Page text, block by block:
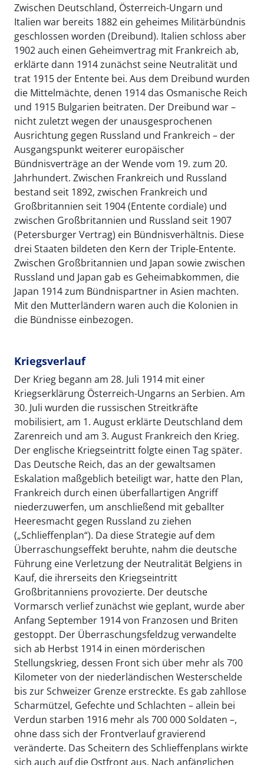
Zwischen Deutschland, Österreich-Ungarn und
Italien war bereits 1882 ein geheimes Militärbündnis
geschlossen worden (Dreibund). Italien schloss aber
1902 auch einen Geheimvertrag mit Frankreich ab,
erklärte dann 1914 zunächst seine Neutralität und
trat 1915 der Entente bei. Aus dem Dreibund wurden
die Mittelmächte, denen 1914 das Osmanische Reich
und 1915 Bulgarien beitraten. Der Dreibund war –
nicht zuletzt wegen der unausgesprochenen
Ausrichtung gegen Russland und Frankreich – der
Ausgangspunkt weiterer europäischer
Bündnisverträge an der Wende vom 19. zum 20.
Jahrhundert. Zwischen Frankreich und Russland
bestand seit 1892, zwischen Frankreich und
Großbritannien seit 1904 (Entente cordiale) und
zwischen Großbritannien und Russland seit 1907
(Petersburger Vertrag) ein Bündnisverhältnis. Diese
drei Staaten bildeten den Kern der Triple-Entente.
Zwischen Großbritannien und Japan sowie zwischen
Russland und Japan gab es Geheimabkommen, die
Japan 1914 zum Bündnispartner in Asien machten.
Mit den Mutterländern waren auch die Kolonien in
die Bündnisse einbezogen.
Kriegsverlauf
Der Krieg begann am 28. Juli 1914 mit einer
Kriegserklärung Österreich-Ungarns an Serbien. Am
30. Juli wurden die russischen Streitkräfte
mobilisiert, am 1. August erklärte Deutschland dem
Zarenreich und am 3. August Frankreich den Krieg.
Der englische Kriegseintritt folgte einen Tag später.
Das Deutsche Reich, das an der gewaltsamen
Eskalation maßgeblich beteiligt war, hatte den Plan,
Frankreich durch einen überfallartigen Angriff
niederzuwerfen, um anschließend mit geballter
Heeresmacht gegen Russland zu ziehen
(„Schlieffenplan“). Da diese Strategie auf dem
Überraschungseffekt beruhte, nahm die deutsche
Führung eine Verletzung der Neutralität Belgiens in
Kauf, die ihrerseits den Kriegseintritt
Großbritanniens provozierte. Der deutsche
Vormarsch verlief zunächst wie geplant, wurde aber
Anfang September 1914 von Franzosen und Briten
gestoppt. Der Überraschungsfeldzug verwandelte
sich ab Herbst 1914 in einen mörderischen
Stellungskrieg, dessen Front sich über mehr als 700
Kilometer von der niederländischen Westerschelde
bis zur Schweizer Grenze erstreckte. Es gab zahllose
Scharmützel, Gefechte und Schlachten – allein bei
Verdun starben 1916 mehr als 700 000 Soldaten –,
ohne dass sich der Frontverlauf gravierend
veränderte. Das Scheitern des Schlieffenplans wirkte
sich auch auf die Ostfront aus. Nach anfänglichen